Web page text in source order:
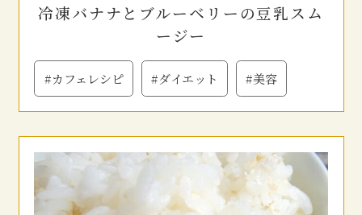
冷凍バナナとブルーベリーの豆乳スム
ージー
#カフェレシピ #ダイエット #美容